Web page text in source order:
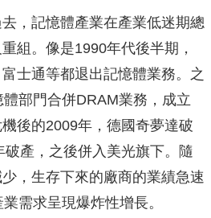
，記憶體產業在產業低迷期總
組。像是1990年代後半期，
士通等都退出記憶體業務。之
部門合併DRAM業務，成立
後的2009年，德國奇夢達破
產，之後併入美光旗下。隨
，生存下來的廠商的業績急速
需求呈現爆炸性增長。